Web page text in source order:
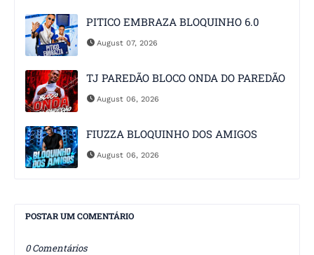
PITICO EMBRAZA BLOQUINHO 6.0
August 07, 2026
TJ PAREDÃO BLOCO ONDA DO PAREDÃO
August 06, 2026
FIUZZA BLOQUINHO DOS AMIGOS
August 06, 2026
POSTAR UM COMENTÁRIO
0 Comentários